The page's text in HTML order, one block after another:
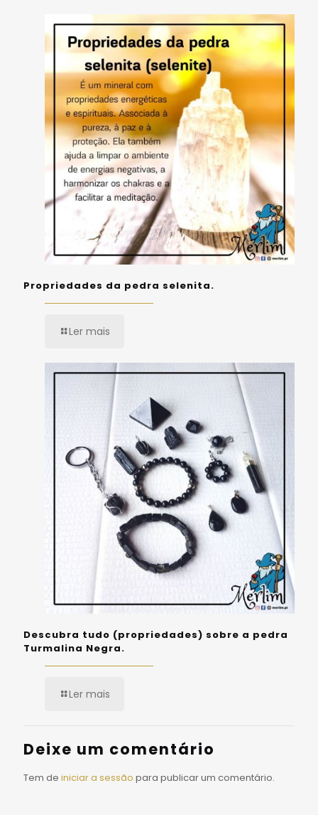
Propriedades da pedra selenita.
Ler mais
Descubra tudo (propriedades) sobre a pedra
Turmalina Negra.
Ler mais
Deixe um comentário
Tem de iniciar a sessão para publicar um comentário.